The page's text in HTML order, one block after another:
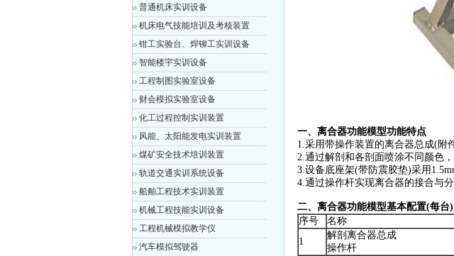
普通机床实训设备
机床电气技能培训及考核装置
钳工实验台、焊铆工实训设备
智能楼宇实训设备
工程制图实验室设备
财会模拟实验室设备
化工过程控制实训装置
风能、太阳能发电实训装置
煤矿安全技术培训装置
轨道交通实训系统设备
船舶工程技术实训装置
机械工程技能实训设备
工程机械模拟教学仪
汽车模拟驾驶器
一、 离合器功能模型功能特点
1.采用带操作装置的离合器总成(附
2.通过解剖和各剖面喷涂不同颜色
3.设备底座架(带防震胶垫)采用
4.通过操作杆实现离合器的接合与分
二、离合器功能模型基本配置(每台)
序号
名称
1
解剖离合器总成
操作杆